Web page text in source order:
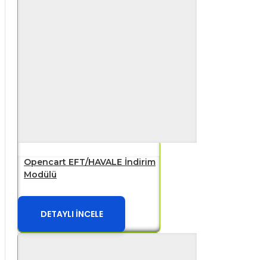
Opencart EFT/HAVALE İndirim
Modülü
DETAYLI İNCELE